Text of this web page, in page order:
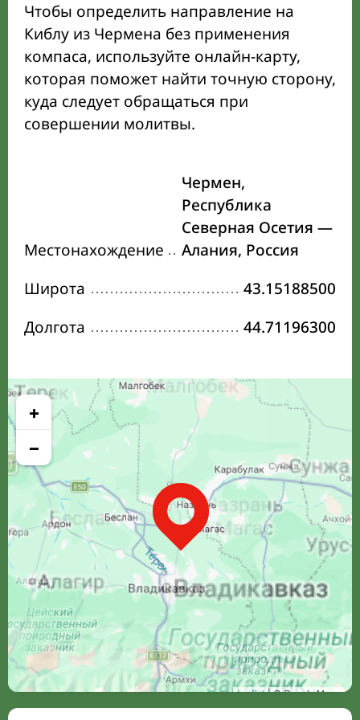
Чтобы определить направление на
Киблу из Чермена без применения
компаса, используйте онлайн-карту,
которая поможет найти точную сторону,
куда следует обращаться при
совершении молитвы.
Местонахождение
Чермен,
Республика
Северная Осетия —
Алания, Россия
Широта
43.15188500
Долгота
44.71196300
+
−
Leaflet| © Google Maps